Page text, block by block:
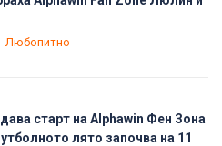
Любопитно
старт на Alphawin Фен Зона
лято започва на 11